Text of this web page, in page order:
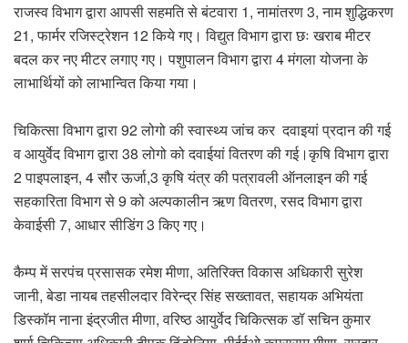
राजस्व विभाग द्वारा आपसी सहमति से बंटवारा 1, नामांतरण 3, नाम शुद्धिकरण
21, फार्मर रजिस्ट्रेशन 12 किये गए। विद्युत विभाग द्वारा छः खराब मीटर
बदल कर नए मीटर लगाए गए। पशुपालन विभाग द्वारा 4 मंगला योजना के
लाभार्थियों को लाभान्वित किया गया।
चिकित्सा विभाग द्वारा 92 लोगो की स्वास्थ्य जांच कर दवाइयां प्रदान की गई
व आयुर्वेद विभाग द्वारा 38 लोगो को दवाईयां वितरण की गई।कृषि विभाग द्वारा
2 पाइपलाइन, 4 सौर ऊर्जा,3 कृषि यंत्र की पत्रावली ऑनलाइन की गई
सहकारिता विभाग से 9 को अल्पकालीन ऋण वितरण, रसद विभाग द्वारा
केवाईसी 7, आधार सीडिंग 3 किए गए।
कैम्प में सरपंच प्रसासक रमेश मीणा, अतिरिक्त विकास अधिकारी सुरेश
जानी, बेडा नायब तहसीलदार विरेन्द्र सिंह सख्तावत, सहायक अभियंता
डिस्कॉम नाना इंद्रजीत मीणा, वरिष्ठ आयुर्वेद चिकित्सक डॉ सचिन कुमार